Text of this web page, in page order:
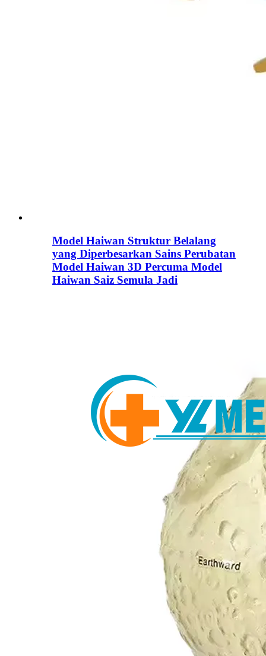
Model Haiwan Struktur Belalang
yang Diperbesarkan Sains Perubatan
Model Haiwan 3D Percuma Model
Haiwan Saiz Semula Jadi